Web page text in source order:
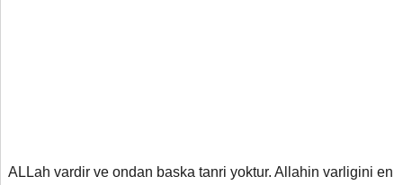
ALLah vardir ve ondan baska tanri yoktur. Allahin varligini en